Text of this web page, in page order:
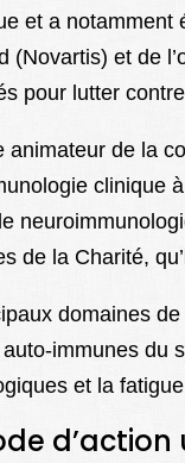
et a notamment
(Novartis) et de
pour lutter
animateur de la
clinique
de la Charité,
domaines
immunes du
et la